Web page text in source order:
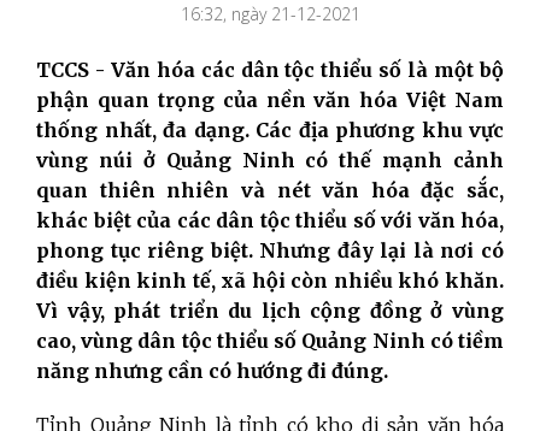
16:32, ngày 21-12-2021
TCCS - Văn hóa các dân tộc thiểu số là một bộ
phận quan trọng của nền văn hóa Việt Nam
thống nhất, đa dạng. Các địa phương khu vực
vùng núi ở Quảng Ninh có thế mạnh cảnh
quan thiên nhiên và nét văn hóa đặc sắc,
khác biệt của các dân tộc thiểu số với văn hóa,
phong tục riêng biệt. Nhưng đây lại là nơi có
điều kiện kinh tế, xã hội còn nhiều khó khăn.
Vì vậy, phát triển du lịch cộng đồng ở vùng
cao, vùng dân tộc thiểu số Quảng Ninh có tiềm
năng nhưng cần có hướng đi đúng.
Tỉnh Quảng Ninh là tỉnh có kho di sản văn hóa